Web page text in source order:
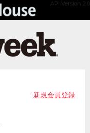
API Version 2.0
新規会員登録